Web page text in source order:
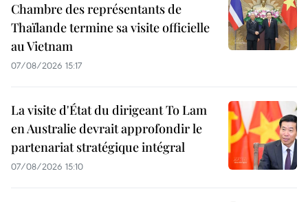
Chambre des représentants de
Thaïlande termine sa visite officielle
au Vietnam
07/08/2026 15:17
La visite d'État du dirigeant To Lam
en Australie devrait approfondir le
partenariat stratégique intégral
07/08/2026 15:10